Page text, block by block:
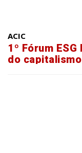
ACIC
1º Fórum
do